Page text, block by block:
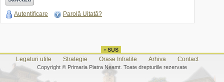
Autentificare Parolă Uitată?
Legaturi utile Strategie Orase Infratite Arhiva Contact
Copyright © Primaria Piatra Neamt. Toate drepturiile rezervate